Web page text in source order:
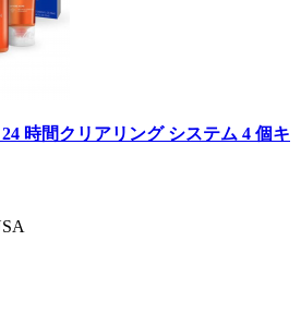
時間クリアリング システム 4 個キ